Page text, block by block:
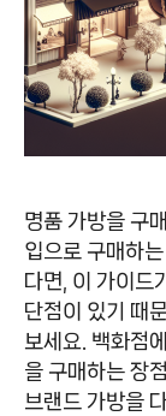
명품 가방을 구
입으로 구매하
다면, 이 가이드
단점이 있기 때
보세요. 백화점
을 구매하는 장
브랜드 가방을